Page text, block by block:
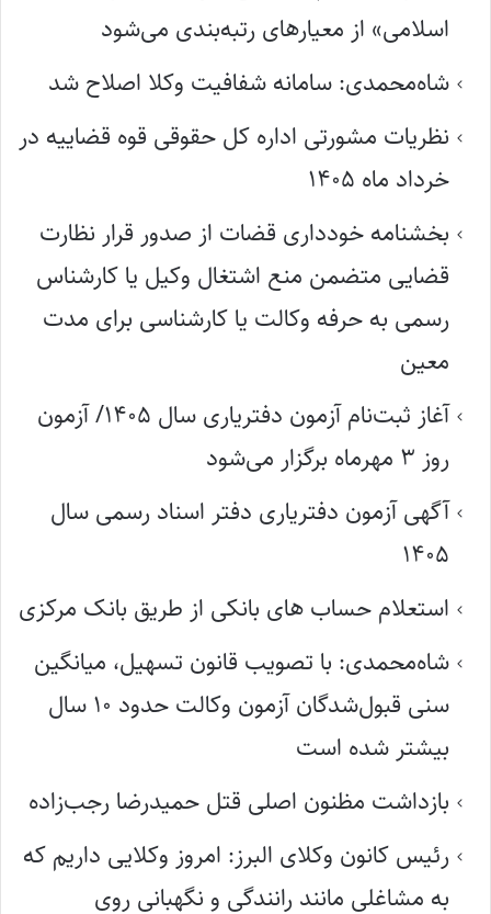
اسلامی» از معیارهای رتبه‌بندی می‌شود
شاه‌محمدی: سامانه شفافیت وکلا اصلاح شد
نظریات مشورتی اداره کل حقوقی قوه قضاییه در
خرداد ماه ۱۴۰۵
بخشنامه خودداری قضات از صدور قرار نظارت
قضایی متضمن منع اشتغال وکیل یا کارشناس
رسمی به حرفه وکالت یا کارشناسی برای مدت
معین
آغاز ثبت‌نام آزمون دفتریاری سال ۱۴۰۵/ آزمون
روز ۳ مهرماه برگزار می‌شود
آگهی آزمون دفتریاری دفتر اسناد رسمی سال
۱۴۰۵
استعلام حساب های بانکی از طریق بانک مرکزی
شاه‌محمدی: با تصویب قانون تسهیل، میانگین
سنی قبول‌شدگان آزمون وکالت حدود ۱۰ سال
بیشتر شده است
بازداشت مظنون اصلی قتل حمیدرضا رجب‌زاده
رئیس کانون وکلای البرز: امروز وکلایی داریم که
به مشاغلی مانند رانندگی و نگهبانی روی